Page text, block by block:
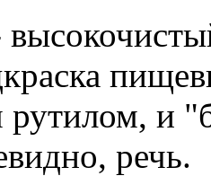
и
речь.